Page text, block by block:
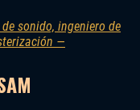
sonido, ingeniero de
—